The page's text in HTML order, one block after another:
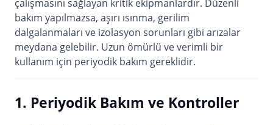
çalışmasını sağlayan kritik ekipmanlardır. Düzenli
bakım yapılmazsa, aşırı ısınma, gerilim
dalgalanmaları ve izolasyon sorunları gibi arızalar
meydana gelebilir. Uzun ömürlü ve verimli bir
kullanım için periyodik bakım gereklidir.
1. Periyodik Bakım ve Kontroller